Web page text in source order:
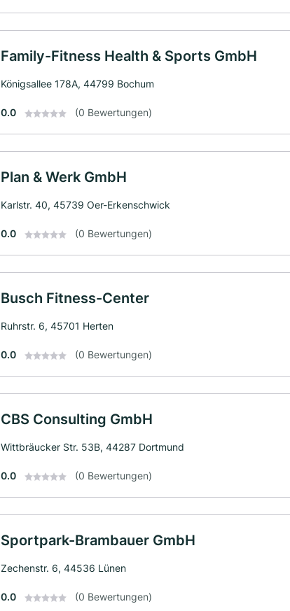
Family-Fitness Health & Sports GmbH
Königsallee 178A, 44799 Bochum
0.0 (0 Bewertungen)
Plan & Werk GmbH
Karlstr. 40, 45739 Oer-Erkenschwick
0.0 (0 Bewertungen)
Busch Fitness-Center
Ruhrstr. 6, 45701 Herten
0.0 (0 Bewertungen)
CBS Consulting GmbH
Wittbräucker Str. 53B, 44287 Dortmund
0.0 (0 Bewertungen)
Sportpark-Brambauer GmbH
Zechenstr. 6, 44536 Lünen
0.0 (0 Bewertungen)